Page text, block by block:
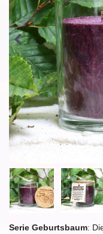
Serie Geburtsbaum: